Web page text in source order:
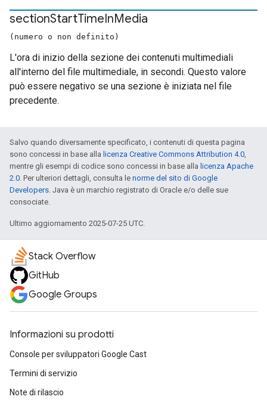
sectionStartTimeInMedia
(numero o non definito)
L'ora di inizio della sezione dei contenuti multimediali
all'interno del file multimediale, in secondi. Questo valore
può essere negativo se una sezione è iniziata nel file
precedente.
Salvo quando diversamente specificato, i contenuti di questa pagina
sono concessi in base alla licenza Creative Commons Attribution 4.0,
mentre gli esempi di codice sono concessi in base alla licenza Apache
2.0. Per ulteriori dettagli, consulta le norme del sito di Google
Developers. Java è un marchio registrato di Oracle e/o delle sue
consociate.
Ultimo aggiornamento 2025-07-25 UTC.
Stack Overflow
GitHub
Google Groups
Informazioni su prodotti
Console per sviluppatori Google Cast
Termini di servizio
Note di rilascio